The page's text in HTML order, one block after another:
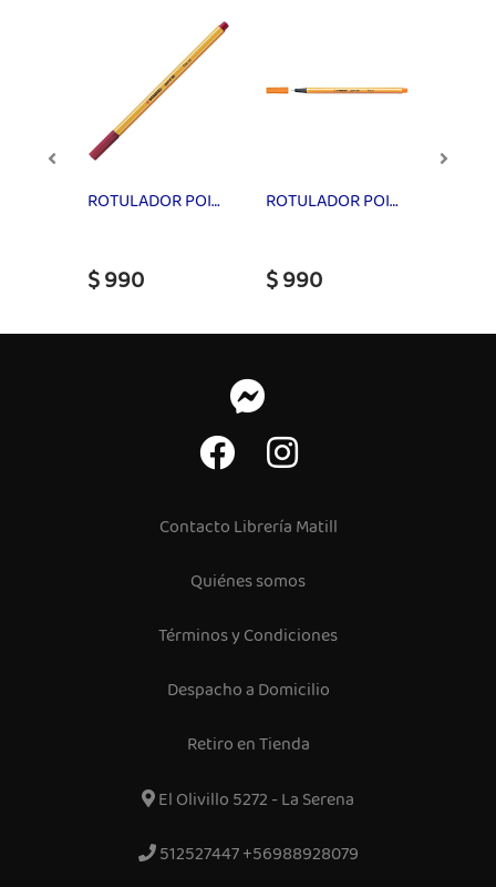
ROTULADOR POINT 88/50 BURDEO 0.4mm STABILO
$ 990
ROTULADOR POINT 88/54 NARANJO 0.4mm STABILO
$ 990
Contacto Librería Matill
Quiénes somos
Términos y Condiciones
Despacho a Domicilio
Retiro en Tienda
El Olivillo 5272 - La Serena
512527447 +56988928079